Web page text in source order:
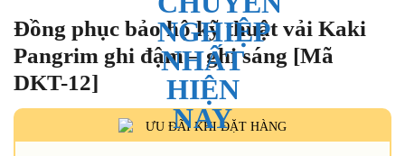
Đồng phục bảo hộ kỹ thuật vải Kaki
Pangrim ghi đậm – ghi sáng [Mã
DKT-12]
ƯU ĐÃI KHI ĐẶT HÀNG